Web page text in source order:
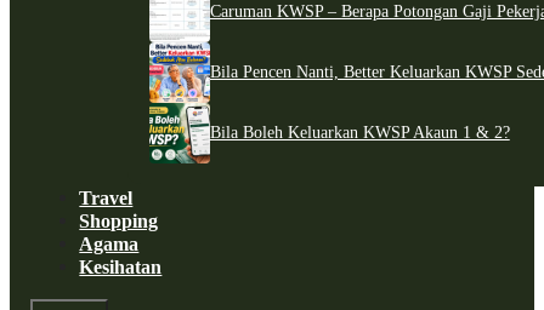
Caruman KWSP – Berapa Potongan Gaji
Bila Pencen Nanti, Better Keluarkan KWSP
Bila Boleh Keluarkan KWSP Akaun 1 & 2?
Travel
Shopping
Agama
Kesihatan